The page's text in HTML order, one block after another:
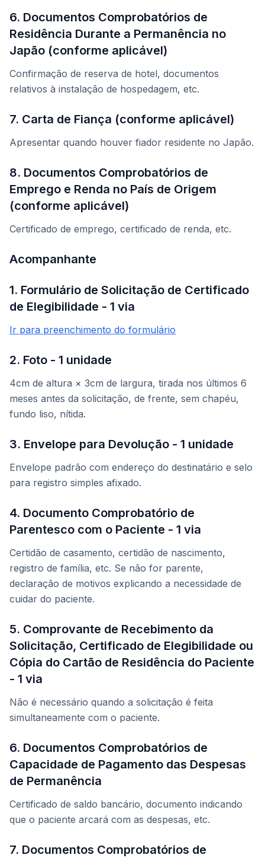
6. Documentos Comprobatórios de
Residência Durante a Permanência no
Japão (conforme aplicável)
Confirmação de reserva de hotel, documentos
relativos à instalação de hospedagem, etc.
7. Carta de Fiança (conforme aplicável)
Apresentar quando houver fiador residente no Japão.
8. Documentos Comprobatórios de
Emprego e Renda no País de Origem
(conforme aplicável)
Certificado de emprego, certificado de renda, etc.
Acompanhante
1. Formulário de Solicitação de Certificado
de Elegibilidade - 1 via
Ir para preenchimento do formulário
2. Foto - 1 unidade
4cm de altura × 3cm de largura, tirada nos últimos 6
meses antes da solicitação, de frente, sem chapéu,
fundo liso, nítida.
3. Envelope para Devolução - 1 unidade
Envelope padrão com endereço do destinatário e selo
para registro simples afixado.
4. Documento Comprobatório de
Parentesco com o Paciente - 1 via
Certidão de casamento, certidão de nascimento,
registro de família, etc. Se não for parente,
declaração de motivos explicando a necessidade de
cuidar do paciente.
5. Comprovante de Recebimento da
Solicitação, Certificado de Elegibilidade ou
Cópia do Cartão de Residência do Paciente
- 1 via
Não é necessário quando a solicitação é feita
simultaneamente com o paciente.
6. Documentos Comprobatórios de
Capacidade de Pagamento das Despesas
de Permanência
Certificado de saldo bancário, documento indicando
que o paciente arcará com as despesas, etc.
7. Documentos Comprobatórios de